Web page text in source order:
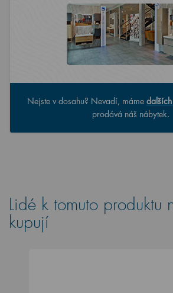
Nejste v dosahu? Nevadí, máme
prodává náš nábytek.
Lidé k tomuto produktu
kupují